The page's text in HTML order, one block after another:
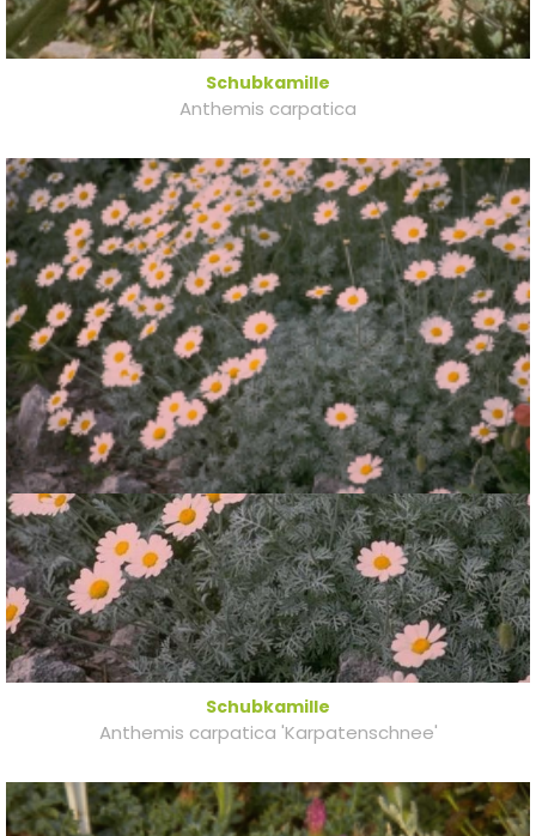
Schubkamille
Anthemis carpatica
Schubkamille
Anthemis carpatica 'Karpatenschnee'